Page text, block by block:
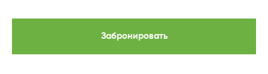
Забронировать